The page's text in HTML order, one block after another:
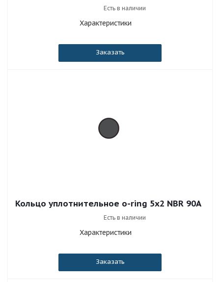
Есть в наличии
Характеристики
Заказать
Кольцо уплотнительное o-ring 5x2 NBR 90A
Есть в наличии
Характеристики
Заказать